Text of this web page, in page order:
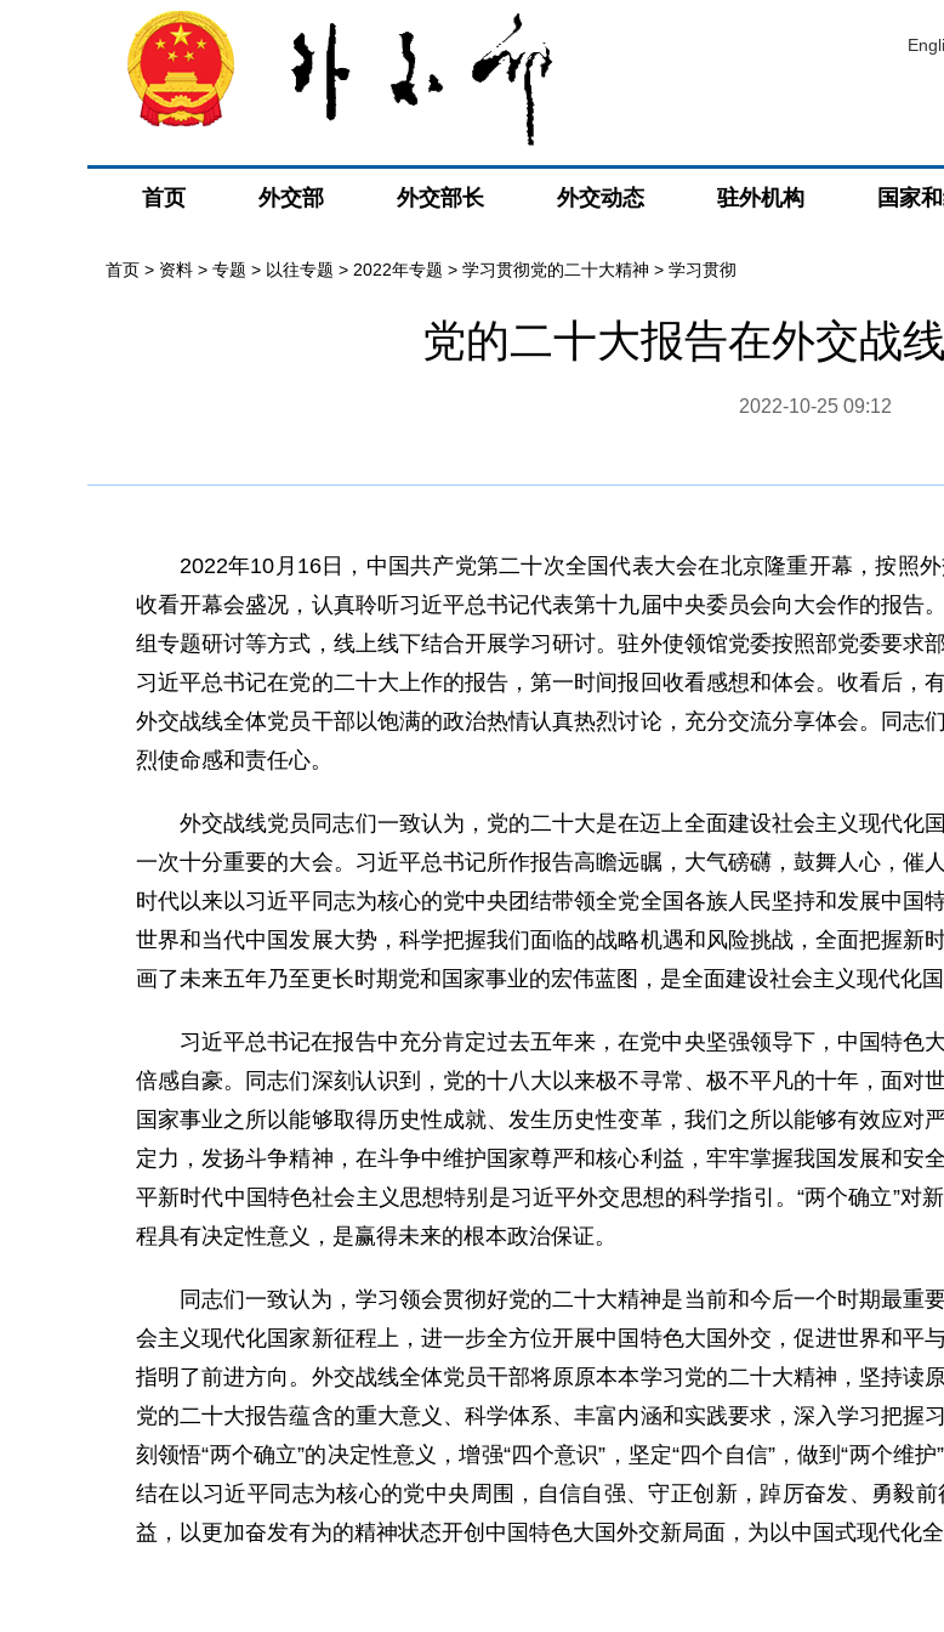
首页 外交部 外交部长 外交动态 驻外机构 国家
首页 > 资料 > 专题 > 以往专题 > 2022年专题 > 学习贯彻党的二十大精神 > 学习贯彻
党的二十大报告在外交战
2022-10-25 09:12
2022年10月16日，中国共产党第二十次全国代表大会在北京隆重开幕，按照
收看开幕会盛况，认真聆听习近平总书记代表第十九届中央委员会向大会作的报告
组专题研讨等方式，线上线下结合开展学习研讨。驻外使领馆党委按照部党委要求
习近平总书记在党的二十大上作的报告，第一时间报回收看感想和体会。收看后，
外交战线全体党员干部以饱满的政治热情认真热烈讨论，充分交流分享体会。同志
烈使命感和责任心。
外交战线党员同志们一致认为，党的二十大是在迈上全面建设社会主义现代化
一次十分重要的大会。习近平总书记所作报告高瞻远瞩，大气磅礴，鼓舞人心，催
时代以来以习近平同志为核心的党中央团结带领全党全国各族人民坚持和发展中国
世界和当代中国发展大势，科学把握我们面临的战略机遇和风险挑战，全面把握新
画了未来五年乃至更长时期党和国家事业的宏伟蓝图，是全面建设社会主义现代化
习近平总书记在报告中充分肯定过去五年来，在党中央坚强领导下，中国特色
倍感自豪。同志们深刻认识到，党的十八大以来极不寻常、极不平凡的十年，面对
国家事业之所以能够取得历史性成就、发生历史性变革，我们之所以能够有效应对
定力，发扬斗争精神，在斗争中维护国家尊严和核心利益，牢牢掌握我国发展和安
平新时代中国特色社会主义思想特别是习近平外交思想的科学指引。“两个确立”对
程具有决定性意义，是赢得未来的根本政治保证。
同志们一致认为，学习领会贯彻好党的二十大精神是当前和今后一个时期最重
会主义现代化国家新征程上，进一步全方位开展中国特色大国外交，促进世界和平
指明了前进方向。外交战线全体党员干部将原原本本学习党的二十大精神，坚持读
党的二十大报告蕴含的重大意义、科学体系、丰富内涵和实践要求，深入学习把握
刻领悟“两个确立”的决定性意义，增强“四个意识”，坚定“四个自信”，做到“两个维
结在以习近平同志为核心的党中央周围，自信自强、守正创新，踔厉奋发、勇毅
益，以更加奋发有为的精神状态开创中国特色大国外交新局面，为以中国式现代化